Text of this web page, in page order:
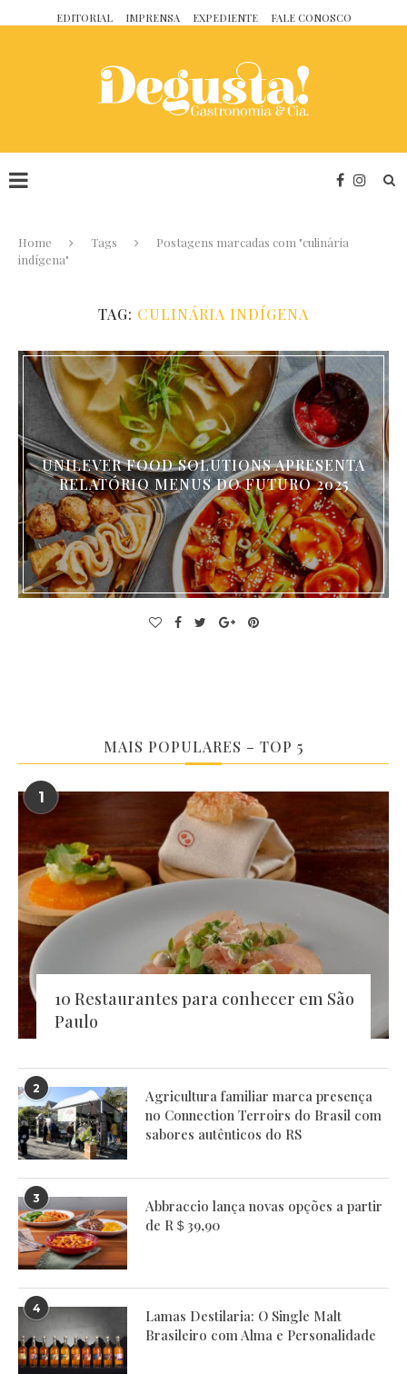
EDITORIAL IMPRENSA EXPEDIENTE FALE CONOSCO
Home Tags
Postagens marcadas com "culinária
indígena"
TAG: CULINÁRIA INDÍGENA
UNILEVER FOOD SOLUTIONS APRESENTA
RELATÓRIO MENUS DO FUTURO 2025
MAIS POPULARES – TOP 5
1
10 Restaurantes para conhecer em São
Paulo
2
Agricultura familiar marca presença
no Connection Terroirs do Brasil com
sabores autênticos do RS
3
Abbraccio lança novas opções a partir
de R＄39,90
4
Lamas Destilaria: O Single Malt
Brasileiro com Alma e Personalidade